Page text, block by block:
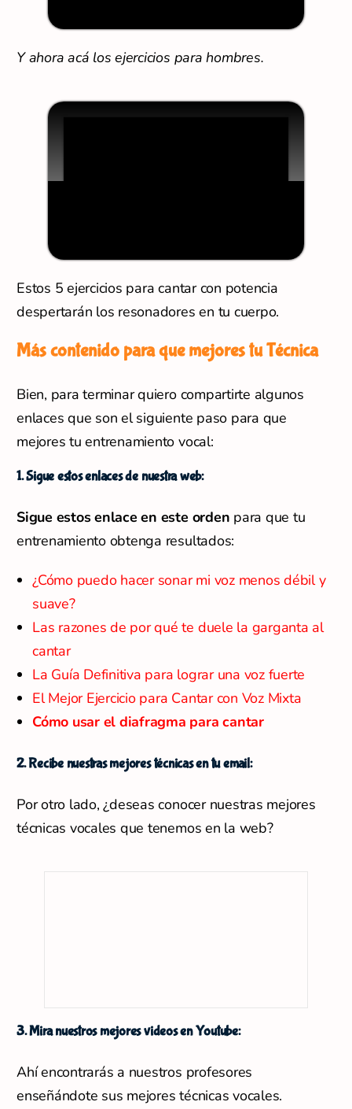
Y ahora acá los ejercicios para hombres.
Estos 5 ejercicios para cantar con potencia
despertarán los resonadores en tu cuerpo.
Más contenido para que mejores tu Técnica
Bien, para terminar quiero compartirte algunos
enlaces que son el siguiente paso para que
mejores tu entrenamiento vocal:
1. Sigue estos enlaces de nuestra web:
Sigue estos enlace en este orden para que tu
entrenamiento obtenga resultados:
¿Cómo puedo hacer sonar mi voz menos débil y
suave?
Las razones de por qué te duele la garganta al
cantar
La Guía Definitiva para lograr una voz fuerte
El Mejor Ejercicio para Cantar con Voz Mixta
Cómo usar el diafragma para cantar
2. Recibe nuestras mejores técnicas en tu email:
Por otro lado, ¿deseas conocer nuestras mejores
técnicas vocales que tenemos en la web?
3. Mira nuestros mejores videos en Youtube:
Ahí encontrarás a nuestros profesores
enseñándote sus mejores técnicas vocales.